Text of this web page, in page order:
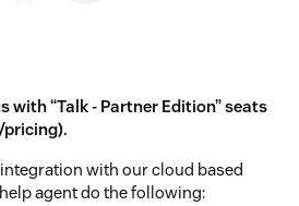
with “Talk - Partner Edition” seats
pricing).
with our cloud based
agent do the following: